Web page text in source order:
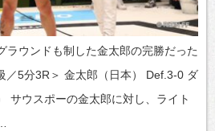
ラウンドも制した金太郎の完勝だった
／5分3R＞ 金太郎（日本） Def.3-0 ダ
サウスポーの金太郎に対し、ライト